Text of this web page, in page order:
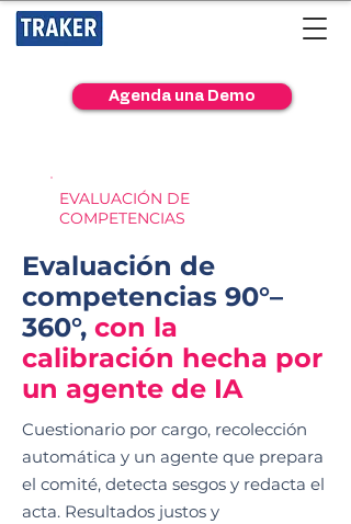
Agenda una Demo
EVALUACIÓN DE
COMPETENCIAS
Evaluación de
competencias 90°–
360°, con la
calibración hecha por
un agente de IA
Cuestionario por cargo, recolección
automática y un agente que prepara
el comité, detecta sesgos y redacta el
acta. Resultados justos y